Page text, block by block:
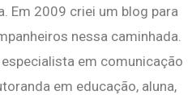
Em 2009 criei um blog para
nessa caminhada.
em comunicação
em educação, aluna,